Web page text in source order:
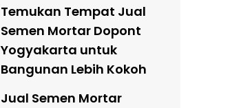
Temukan Tempat Jual
Semen Mortar Dopont
Yogyakarta untuk
Bangunan Lebih Kokoh
Jual Semen Mortar